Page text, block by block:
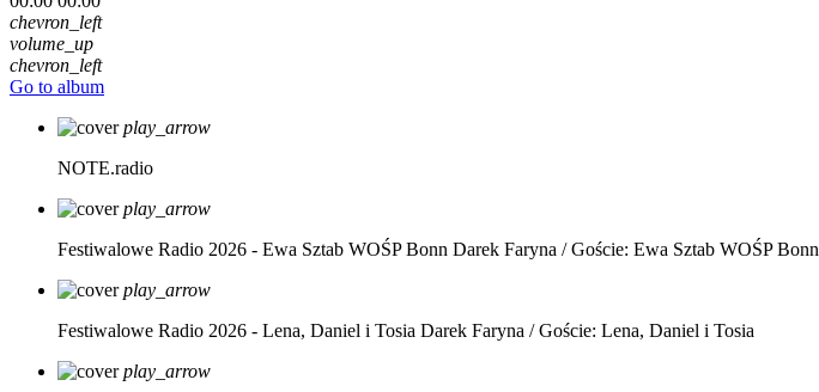
chevron_left
volume_up
chevron_left
Go to album
play_arrow
NOTE.radio
play_arrow
Festiwalowe Radio 2026 - Ewa Sztab WOŚP Bonn Darek Faryna / Goście: Ewa Sztab WOŚP Bonn
play_arrow
Festiwalowe Radio 2026 - Lena, Daniel i Tosia Darek Faryna / Goście: Lena, Daniel i Tosia
play_arrow